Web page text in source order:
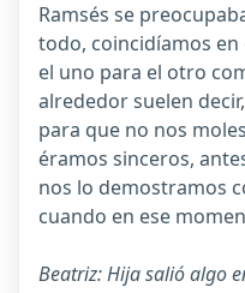
Ramsés se
todo, coincidíamos
el uno para el otro
alrededor suelen
para que no nos
éramos sinceros,
nos lo demostramos
cuando en ese
Beatriz: Hija salió algo